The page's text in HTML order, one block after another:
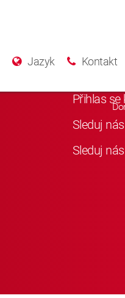
Jazyk Kontakt
Přihlas
Sleduj
Sleduj